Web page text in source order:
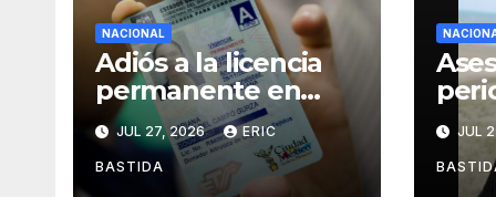
NACIONAL
Adiós a la licencia
permanente en
CDMX
JUL 27, 2026 ERIC
BASTIDA
JUL